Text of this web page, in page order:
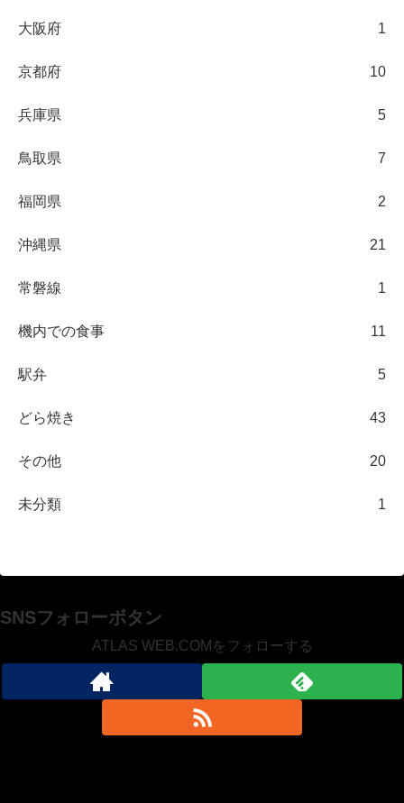
大阪府 1
京都府 10
兵庫県 5
鳥取県 7
福岡県 2
沖縄県 21
常磐線 1
機内での食事 11
駅弁 5
どら焼き 43
その他 20
未分類 1
SNSフォローボタン
ATLAS WEB.COMをフォローする